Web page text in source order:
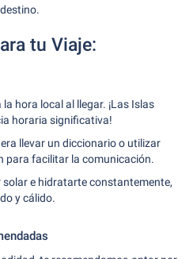
tu Viaje:
hora local al llegar. ¡Las Islas
horaria significativa!
llevar un diccionario o utilizar
para facilitar la comunicación.
e hidratarte constantemente,
y cálido.